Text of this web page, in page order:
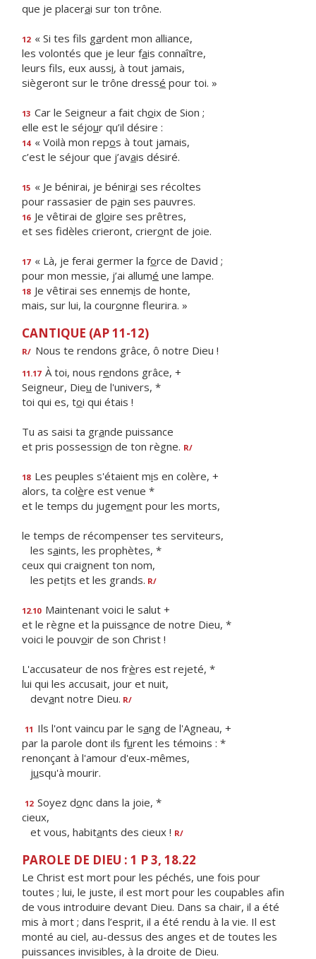
que je placerai sur ton trône.
12 « Si tes fils gardent mon alliance,
les volontés que je leur fais connaître,
leurs fils, eux aussi, à tout jamais,
siègeront sur le trône dressé pour toi. »
13 Car le Seigneur a fait choix de Sion ;
elle est le séjour qu’il désire :
14 « Voilà mon repos à tout jamais,
c’est le séjour que j’avais désiré.
15 « Je bénirai, je bénirai ses récoltes
pour rassasier de pain ses pauvres.
16 Je vêtirai de gloire ses prêtres,
et ses fidèles crieront, crieront de joie.
17 « Là, je ferai germer la force de David ;
pour mon messie, j’ai allumé une lampe.
18 Je vêtirai ses ennemis de honte,
mais, sur lui, la couronne fleurira. »
CANTIQUE (AP 11-12)
R/ Nous te rendons grâce, ô notre Dieu !
11.17 À toi, nous rendons grâce, +
Seigneur, Dieu de l'univers, *
toi qui es, toi qui étais !
Tu as saisi ta grande puissance
et pris possession de ton règne. R/
18 Les peuples s'étaient mis en colère, +
alors, ta colère est venue *
et le temps du jugement pour les morts,
le temps de récompenser tes serviteurs,
les saints, les prophètes, *
ceux qui craignent ton nom,
les petits et les grands. R/
12.10 Maintenant voici le salut +
et le règne et la puissance de notre Dieu, *
voici le pouvoir de son Christ !
L'accusateur de nos frères est rejeté, *
lui qui les accusait, jour et nuit,
devant notre Dieu. R/
11 Ils l'ont vaincu par le sang de l'Agneau, +
par la parole dont ils furent les témoins : *
renonçant à l'amour d'eux-mêmes,
jusqu'à mourir.
12 Soyez donc dans la joie, *
cieux,
et vous, habitants des cieux ! R/
PAROLE DE DIEU : 1 P 3, 18.22
Le Christ est mort pour les péchés, une fois pour
toutes ; lui, le juste, il est mort pour les coupables afin
de vous introduire devant Dieu. Dans sa chair, il a été
mis à mort ; dans l’esprit, il a été rendu à la vie. Il est
monté au ciel, au-dessus des anges et de toutes les
puissances invisibles, à la droite de Dieu.